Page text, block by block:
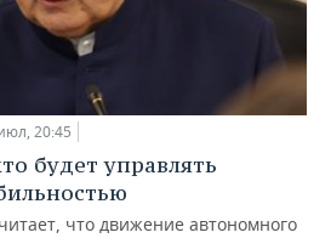
20:45
будет управлять
что движение автономного